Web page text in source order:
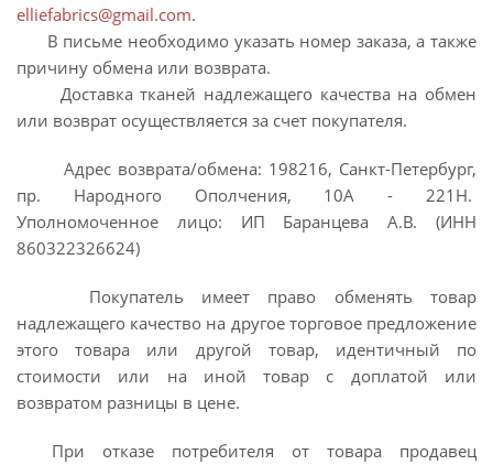
elliefabrics@gmail.com.
В письме необходимо указать номер заказа, а также
причину обмена или возврата.
Доставка тканей надлежащего качества на обмен
или возврат осуществляется за счет покупателя.
Адрес возврата/обмена: 198216, Санкт-Петербург,
пр. Народного Ополчения, 10А - 221Н.
Уполномоченное лицо: ИП Баранцева А.В. (ИНН
860322326624)
Покупатель имеет право обменять товар
надлежащего качество на другое торговое предложение
этого товара или другой товар, идентичный по
стоимости или на иной товар с доплатой или
возвратом разницы в цене.
При отказе потребителя от товара продавец